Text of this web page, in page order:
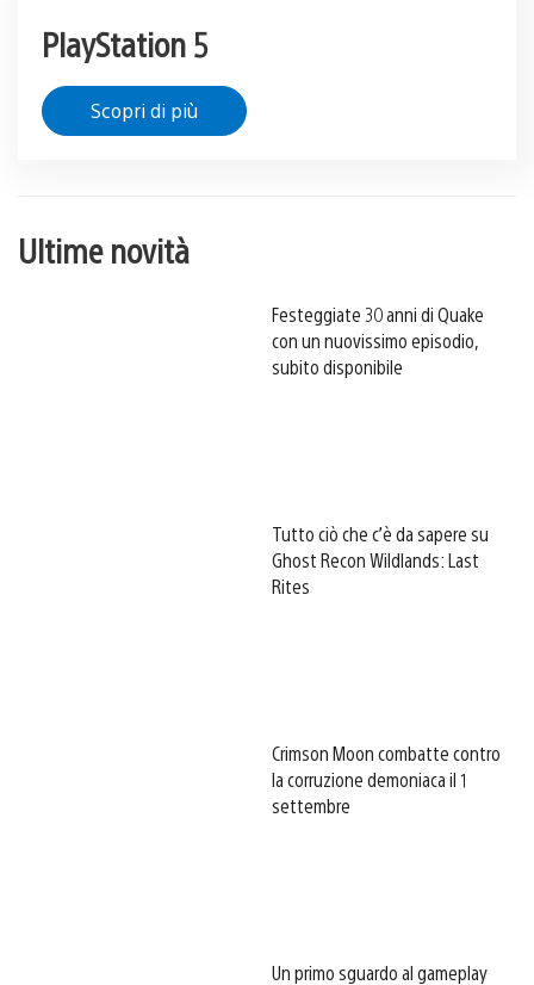
PlayStation 5
Scopri di più
Ultime novità
Festeggiate 30 anni di Quake
con un nuovissimo episodio,
subito disponibile
Tutto ciò che c’è da sapere su
Ghost Recon Wildlands: Last
Rites
Crimson Moon combatte contro
la corruzione demoniaca il 1
settembre
Un primo sguardo al gameplay